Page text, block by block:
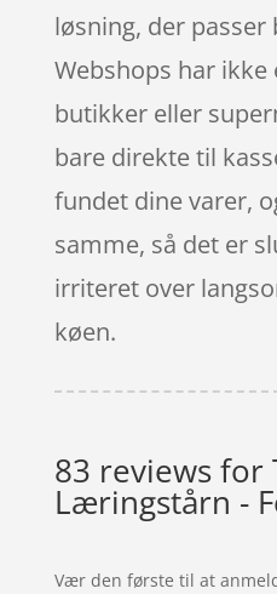
løsning, der passer
Webshops har ikke
butikker eller
bare direkte til
fundet dine varer,
samme, så det er
irriteret over
køen.
83 reviews for
Læringstårn -
Vær den første til at